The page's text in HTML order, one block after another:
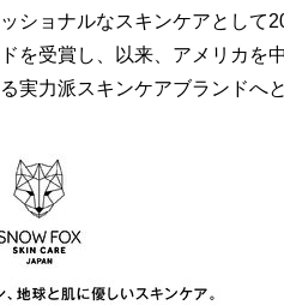
ショナルなスキンケアとして
を受賞し、以来、アメリカを
実力派スキンケアブランドへ